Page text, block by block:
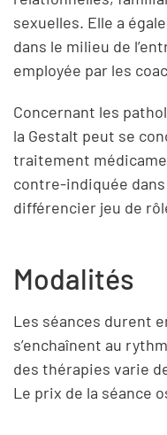
sexuelles. Elle a
dans le milieu de
employée par les
Concernant les
la Gestalt peut se
traitement
contre-indiquée
différencier jeu de
Modalités
Les séances durent
s’enchaînent au
des thérapies varie
Le prix de la séance